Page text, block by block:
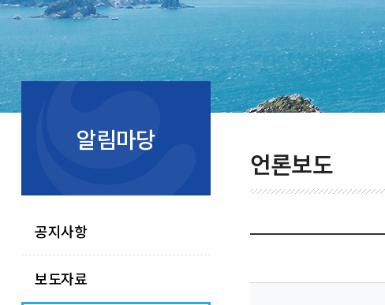
알림마당
공지사항
보도자료
언론보도